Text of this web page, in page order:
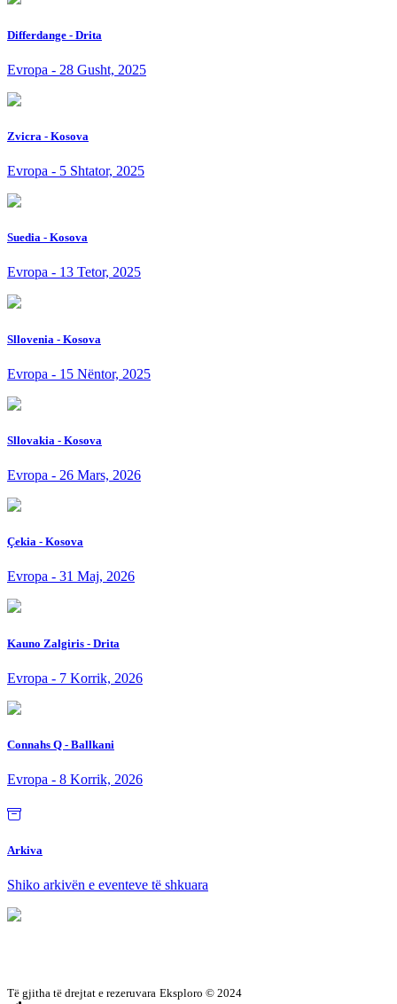
Differdange - Drita
Evropa - 28 Gusht, 2025
Zvicra - Kosova
Evropa - 5 Shtator, 2025
Suedia - Kosova
Evropa - 13 Tetor, 2025
Sllovenia - Kosova
Evropa - 15 Nëntor, 2025
Sllovakia - Kosova
Evropa - 26 Mars, 2026
Çekia - Kosova
Evropa - 31 Maj, 2026
Kauno Zalgiris - Drita
Evropa - 7 Korrik, 2026
Connahs Q - Ballkani
Evropa - 8 Korrik, 2026
Arkiva
Shiko arkivën e eventeve të shkuara
Të gjitha të drejtat e rezeruvara Eksploro © 2024